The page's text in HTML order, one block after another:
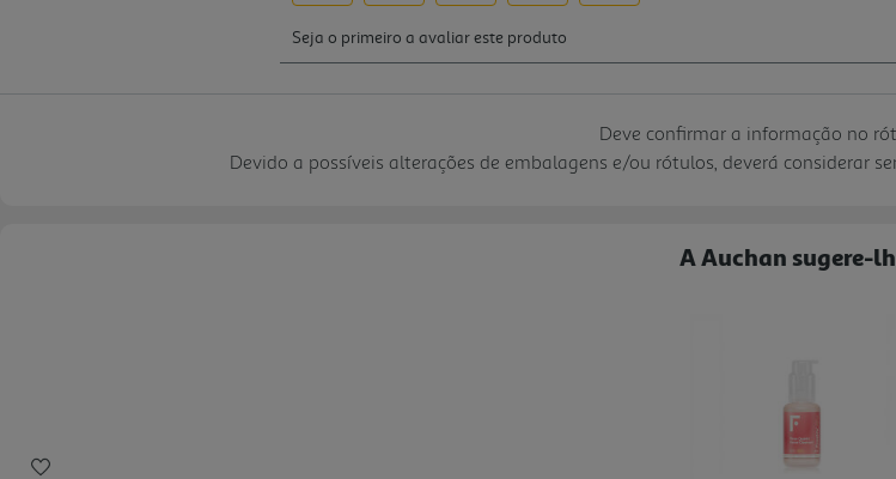
Deve confirmar a informação no
Devido a possíveis alterações de embalagens e/ou rótulos, deverá considerar
A Auchan sugere-